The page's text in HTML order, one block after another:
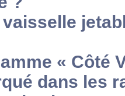
vaisselle
« Côté
dans les